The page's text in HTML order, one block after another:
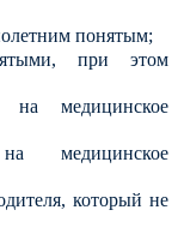
понятым;
при этом
на медицинское
медицинское
который не